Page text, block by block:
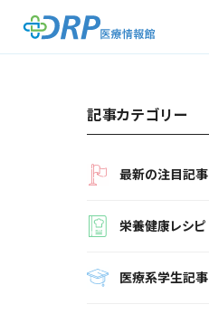
記事カテゴリー
最新の注目記事
栄養健康レシピ
医療系学生記事